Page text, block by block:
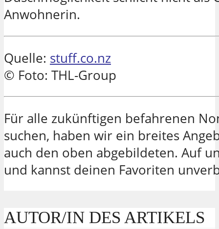
Anwohnerin.
Quelle: stuff.co.nz
© Foto: THL-Group
Für alle zukünftigen befahrenen
suchen, haben wir ein breites
auch den oben abgebildeten. Auf
und kannst deinen Favoriten
AUTOR/IN DES ARTIKELS